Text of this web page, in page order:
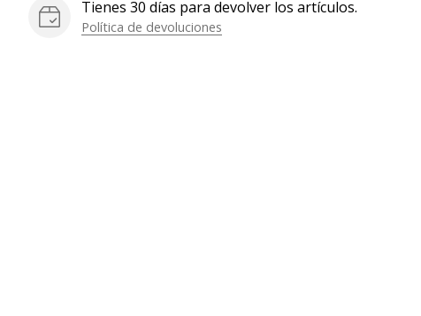
Tienes 30 días para devolver los artículos.
Política de devoluciones